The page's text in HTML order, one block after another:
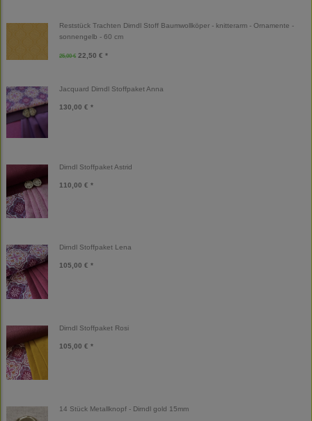
Reststück Trachten Dirndl Stoff Baumwollköper - knitterarm - Ornamente -
sonnengelb - 60 cm
25,00 € 22,50 € *
Jacquard Dirndl Stoffpaket Anna
130,00 € *
Dirndl Stoffpaket Astrid
110,00 € *
Dirndl Stoffpaket Lena
105,00 € *
Dirndl Stoffpaket Rosi
105,00 € *
14 Stück Metallknopf - Dirndl gold 15mm